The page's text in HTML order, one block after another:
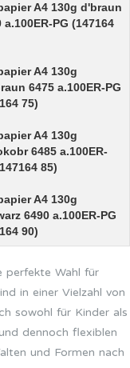
A4 130g d'braun
a.100ER-PG (147164
A4 130g
6475 a.100ER-PG
75)
A4 130g
6485 a.100ER-
85)
A4 130g
6490 a.100ER-PG
90)
perfekte Wahl für
in einer Vielzahl von
sowohl für Kinder als
dennoch flexiblen
und Formen nach